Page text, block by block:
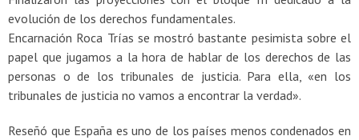
evolución de los derechos fundamentales.
Encarnación Roca Trías se mostró bastante pesimista sobre el
papel que jugamos a la hora de hablar de los derechos de las
personas o de los tribunales de justicia. Para ella, «en los
tribunales de justicia no vamos a encontrar la verdad».
Reseñó que España es uno de los países menos condenados en